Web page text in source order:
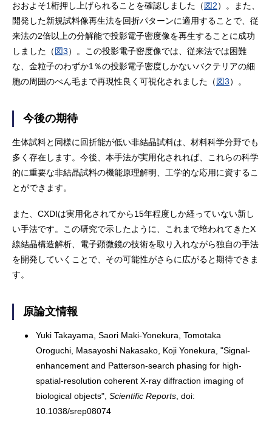
おおよそ1桁押し上げられることを確認しました（図2）。また、
開発した新規試料像再生法を回折パターンに適用することで、従
来法の2倍以上の分解能で投影電子密度像を再生することに成功
しました（図3）。この投影電子密度像では、従来法では困難
な、金粒子のわずか1％の投影電子密度しかないバクテリアの細
胞の周囲のべん毛まで再現性良く可視化されました（図3）。
今後の期待
生体試料と同様に回折能が低い非結晶試料は、材料科学分野でも
多く存在します。今後、本手法が実用化されれば、これらの科学
的に重要な非結晶試料の機能原理解明、工学的な応用に資するこ
とができます。
また、CXDIは実用化されてから15年程度しか経っていない新し
い手法です。この研究で示したように、これまで培われてきたX
線結晶構造解析、電子顕微鏡の技術を取り入れながら独自の手法
を開発していくことで、その可能性がさらに広がると期待できま
す。
原論文情報
Yuki Takayama, Saori Maki-Yonekura, Tomotaka
Oroguchi, Masayoshi Nakasako, Koji Yonekura, "Signal-
enhancement and Patterson-search phasing for high-
spatial-resolution coherent X-ray diffraction imaging of
biological objects",Scientific Reports , doi:
10.1038/srep08074